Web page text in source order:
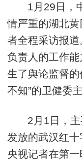
1月29日，
情严重的湖北
者全程采访报
负责人的工作
生了舆论监督的
不知”的卫健委
2月1日，
发放的武汉红十
央视记者在第